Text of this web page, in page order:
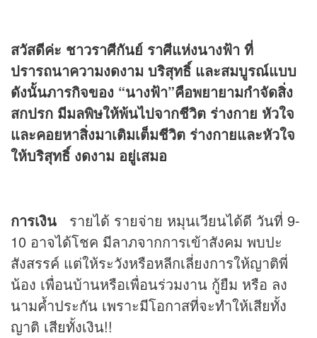
สวัสดีค่ะ ชาวราศีกันย์ ราศีแห่งนางฟ้า ที่
ปรารถนาความงดงาม บริสุทธิ์ และสมบูรณ์แบบ
ดังนั้นภารกิจของ “นางฟ้า”คือพยายามกำจัดสิ่ง
สกปรก มีมลพิษให้พ้นไปจากชีวิต ร่างกาย หัวใจ
และคอยหาสิ่งมาเติมเต็มชีวิต ร่างกายและหัวใจ
ให้บริสุทธิ์ งดงาม อยู่เสมอ
การเงิน รายได้ รายจ่าย หมุนเวียนได้ดี วันที่ 9-
10 อาจได้โชค มีลาภจากการเข้าสังคม พบปะ
สังสรรค์ แต่ให้ระวังหรือหลีกเลี่ยงการให้ญาติพี่
น้อง เพื่อนบ้านหรือเพื่อนร่วมงาน กู้ยืม หรือ ลง
นามค้ำประกัน เพราะมีโอกาสที่จะทำให้เสียทั้ง
ญาติ เสียทั้งเงิน!!